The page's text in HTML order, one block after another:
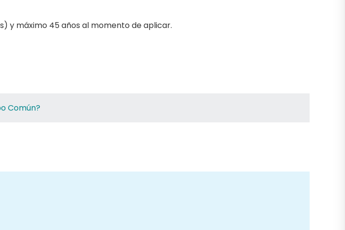
y máximo 45 años al momento de aplicar.
Común?